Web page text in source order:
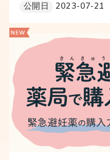
公開日 2023-07-21